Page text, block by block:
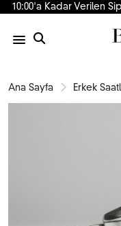
10:00'a Kadar Verilen
Ana Sayfa Erkek